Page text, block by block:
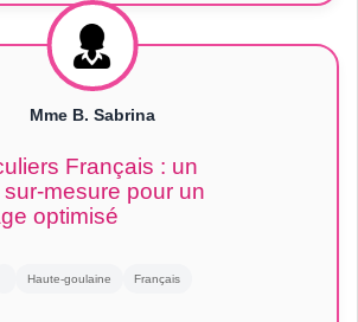
Mme B. Sabrina
Français : un
mesure pour un
optimisé
Haute-goulaine Français